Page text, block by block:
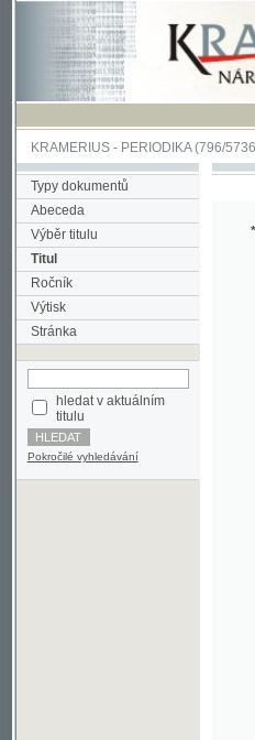
KRAMERIUS-PERIODIKA(796/
Typy dokumentů
Abeceda
Výběr titulu
Titul
Ročník
Výtisk
Stránka
hledat v aktuálním
Pokročilé vyhledávání